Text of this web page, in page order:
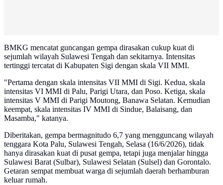
BMKG mencatat guncangan gempa dirasakan cukup kuat di
sejumlah wilayah Sulawesi Tengah dan sekitarnya. Intensitas
tertinggi tercatat di Kabupaten Sigi dengan skala VII MMI.
"Pertama dengan skala intensitas VII MMI di Sigi. Kedua, skala
intensitas VI MMI di Palu, Parigi Utara, dan Poso. Ketiga, skala
intensitas V MMI di Parigi Moutong, Banawa Selatan. Kemudian
keempat, skala intensitas IV MMI di Sindue, Balaisang, dan
Masamba," katanya.
Diberitakan, gempa bermagnitudo 6,7 yang mengguncang wilayah
tenggara Kota Palu, Sulawesi Tengah, Selasa (16/6/2026), tidak
hanya dirasakan kuat di pusat gempa, tetapi juga menjalar hingga
Sulawesi Barat (Sulbar), Sulawesi Selatan (Sulsel) dan Gorontalo.
Getaran sempat membuat warga di sejumlah daerah berhamburan
keluar rumah.